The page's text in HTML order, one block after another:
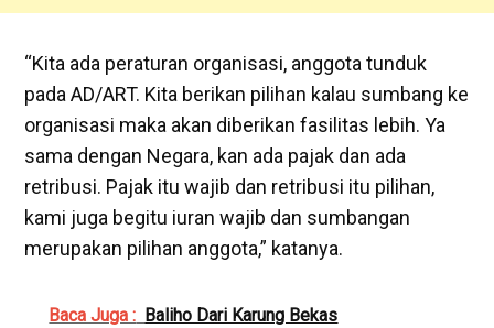
“Kita ada peraturan organisasi, anggota tunduk
pada AD/ART. Kita berikan pilihan kalau sumbang ke
organisasi maka akan diberikan fasilitas lebih. Ya
sama dengan Negara, kan ada pajak dan ada
retribusi. Pajak itu wajib dan retribusi itu pilihan,
kami juga begitu iuran wajib dan sumbangan
merupakan pilihan anggota,” katanya.
Baca Juga : Baliho Dari Karung Bekas